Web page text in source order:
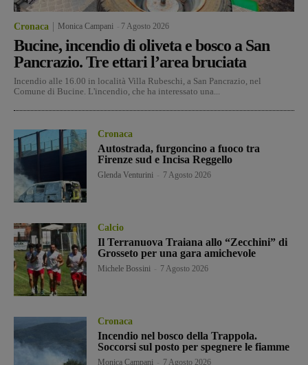
Cronaca Monica Campani 7 Agosto 2026
Bucine, incendio di oliveta e bosco a San
Pancrazio. Tre ettari l’area bruciata
Incendio alle 16.00 in località Villa Rubeschi, a San Pancrazio, nel
Comune di Bucine. L'incendio, che ha interessato una...
Cronaca
Autostrada, furgoncino a fuoco tra
Firenze sud e Incisa Reggello
Glenda Venturini 7 Agosto 2026
Calcio
Il Terranuova Traiana allo “Zecchini” di
Grosseto per una gara amichevole
Michele Bossini 7 Agosto 2026
Cronaca
Incendio nel bosco della Trappola.
Soccorsi sul posto per spegnere le fiamme
Monica Campani 7 Agosto 2026